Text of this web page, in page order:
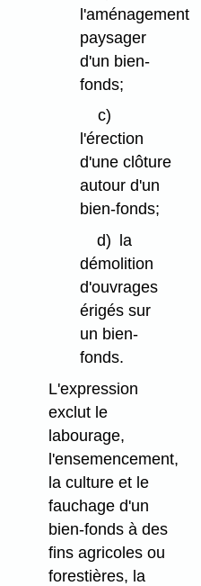
l'aménagement
paysager
d'un bien-
fonds;
c)
l'érection
d'une clôture
autour d'un
bien-fonds;
d)
la
démolition
d'ouvrages
érigés sur
un bien-
fonds.
L'expression
exclut le
labourage,
l'ensemencement,
la culture et le
fauchage d'un
bien-fonds à des
fins agricoles ou
forestières, la